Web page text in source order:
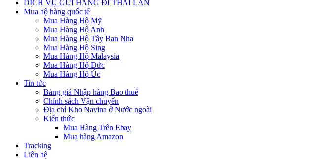
DỊCH VỤ GỬI HÀNG ĐI THÁI LAN
Mua hộ hàng quốc tế
Mua Hàng Hộ Mỹ
Mua Hàng Hộ Anh
Mua Hàng Hộ Tây Ban Nha
Mua Hàng Hộ Sing
Mua Hàng Hộ Malaysia
Mua Hàng Hộ Đức
Mua Hàng Hộ Úc
Tin tức
Bảng giá Nhập hàng Bao thuế
Chính sách Vận chuyển
Địa chỉ Kho Navina ở Nước ngoài
Kiến thức
Mua Hàng Trên Ebay
Mua hàng Amazon
Tracking
Liên hệ